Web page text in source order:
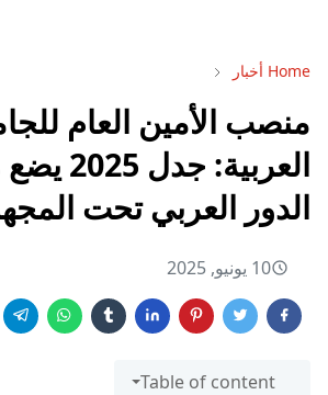
Home أخبار
منصب الأمين العام
العربية:
الدور العربي تحت
10 يونيو, 2025
Table of content